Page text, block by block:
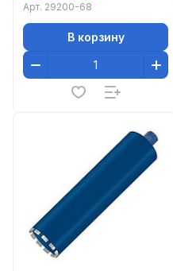
Арт. 29200-68
В корзину